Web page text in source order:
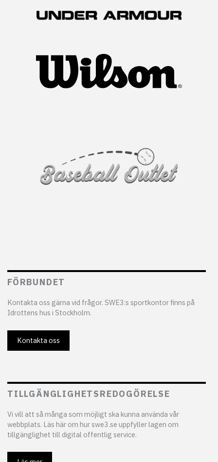
FÖRBUNDET
Kontakta oss gärna vid frågor. SWE3:s sportkontor finns på
Idrottens hus i Stockholm.
Kontakta oss
TILLGÄNGLIGHETSREDOGÖRELSE
Vi vill att så många som möjligt ska kunna använda vår
webbplats. Läs här om hur swe3.se uppfyller lagen om
tillgänglighet till digital offentlig service.